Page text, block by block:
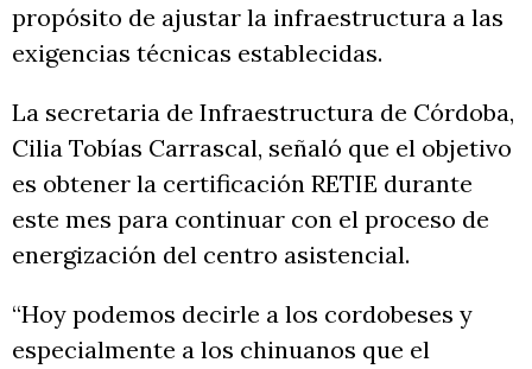
propósito de ajustar la infraestructura a las
exigencias técnicas establecidas.
La secretaria de Infraestructura de Córdoba,
Cilia Tobías Carrascal, señaló que el objetivo
es obtener la certificación RETIE durante
este mes para continuar con el proceso de
energización del centro asistencial.
“Hoy podemos decirle a los cordobeses y
especialmente a los chinuanos que el